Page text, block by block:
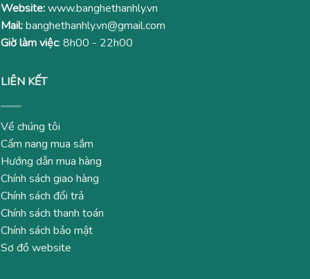
Website:www.banghethanhly.vn
Mail:banghethanhly.vn@gmail.com
Giờ làm việc: 8h00 - 22h00
LIÊN KẾT
Về chúng tôi
Cẩm nang mua sắm
Hướng dẫn mua hàng
Chính sách giao hàng
Chính sách đổi trả
Chính sách thanh toán
Chính sách bảo mật
Sơ đồ website